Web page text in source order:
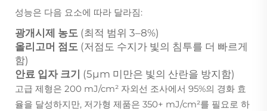
성능은 다음 요소에 따라 달라짐:
광개시제 농도 (최적 범위 3–8%)
올리고머 점도 (저점도 수지가 빛의 침투를 더 빠르게
함)
안료 입자 크기 (5μm 미만은 빛의 산란을 방지함)
고급 제형은 200 mJ/cm² 자외선 조사에서 95%의 경화 효
율을 달성하지만, 저가형 제품은 350+ mJ/cm²를 필요로 하